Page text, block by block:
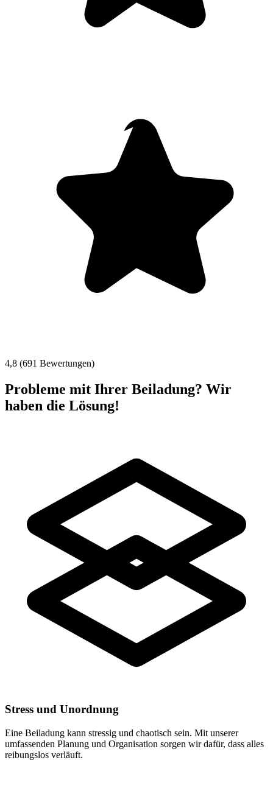
4,8 (691 Bewertungen)
Probleme mit Ihrer Beiladung? Wir
haben die Lösung!
Stress und Unordnung
Eine Beiladung kann stressig und chaotisch sein. Mit unserer
umfassenden Planung und Organisation sorgen wir dafür, dass alles
reibungslos verläuft.